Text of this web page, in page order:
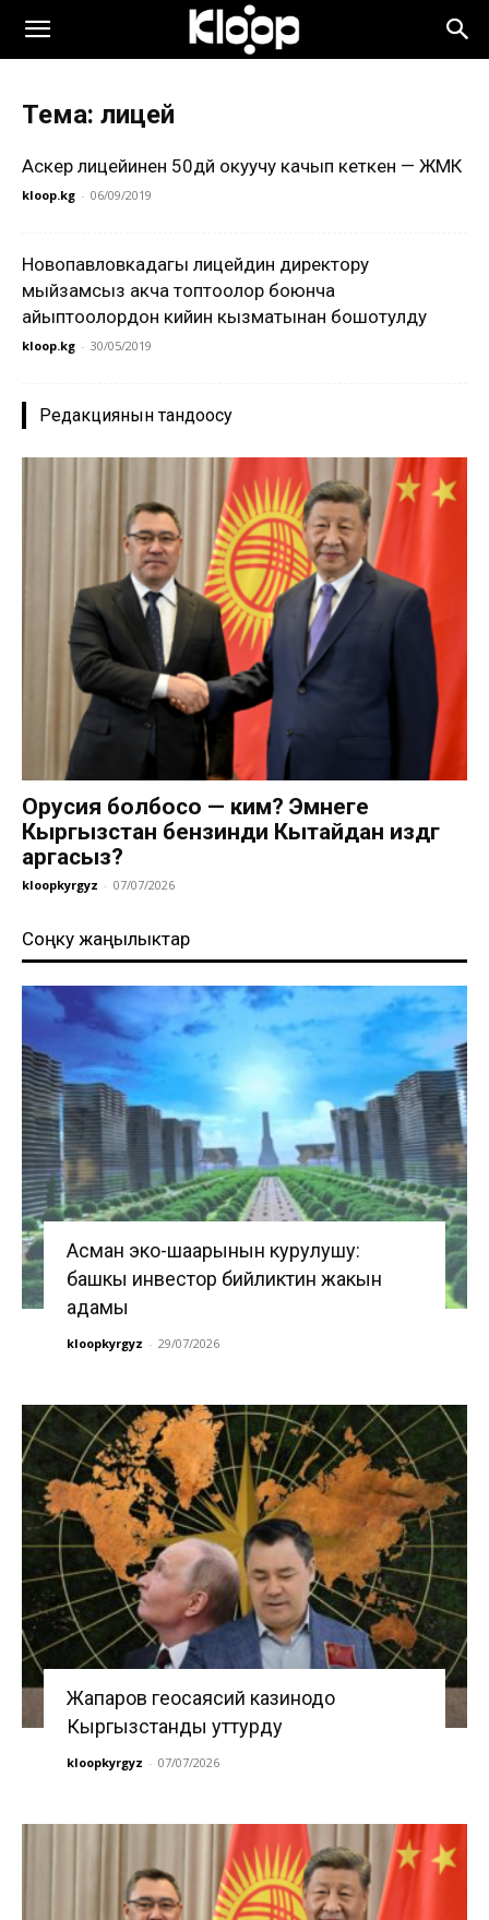
Тема: лицей
Аскер лицейинен 50дөй окуучу качып кеткен — ЖМК
kloop.kg - 06/09/2019
Новопавловкадагы лицейдин директору
мыйзамсыз акча топтоолор боюнча
айыптоолордон кийин кызматынан бошотулду
kloop.kg - 30/05/2019
Редакциянын тандоосу
Орусия болбосо — ким? Эмнеге
Кыргызстан бензинди Кытайдан издөөгө
аргасыз?
kloopkyrgyz - 07/07/2026
Соңку жаңылыктар
Асман эко-шаарынын курулушу:
башкы инвестор бийликтин жакын
адамы
kloopkyrgyz - 29/07/2026
Жапаров геосаясий казинодо
Кыргызстанды уттурду
kloopkyrgyz - 07/07/2026